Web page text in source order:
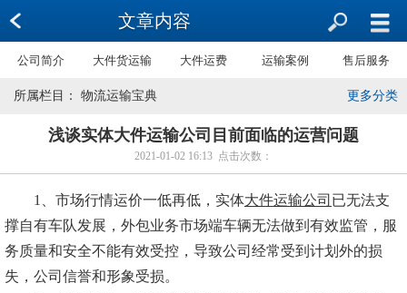
文章内容
公司简介 大件货运输 大件运费 运输案例 售后服务
更多分类
所属栏目： 物流运输宝典
浅谈实体大件运输公司目前面临的运营问题
2021-01-02 16:13 点击次数：
1、市场行情运价一低再低，实体大件运输公司 已无法支
撑自有车队发展，外包业务市场端车辆无法做到有效监管，服
务质量和安全不能有效受控，导致公司经常受到计划外的损
失，公司信誉和形象受损。